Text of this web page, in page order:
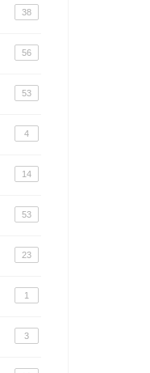
38
56
53
4
14
53
23
1
3